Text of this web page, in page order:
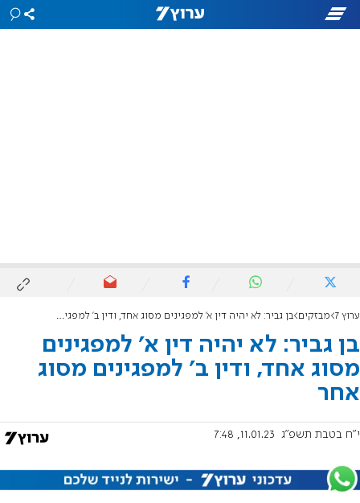
ערוץ 7 מבזקים בן גביר: לא יהיה דין א' למפגינים מסוג אחד, ודין ב' למפגינים מסוג אחר
בן גביר: לא יהיה דין א' למפגינים
מסוג אחד, ודין ב' למפגינים מסוג
אחר
י"ח בטבת תשפ"ג 11.01.23, 7:48